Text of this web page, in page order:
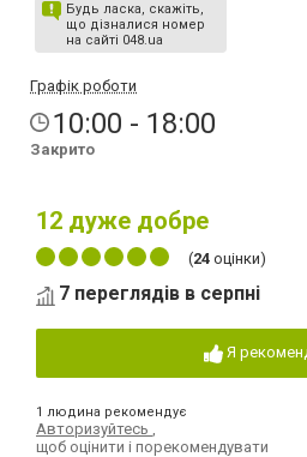
Будь ласка, скажіть,
що дізналися номер
на сайті 048.ua
Графік роботи
10:00 - 18:00
Закрито
12 дуже добре
(24 оцінки)
7 переглядів в серпні
Я
1 людина рекомендує
Авторизуйтесь
щоб оцінити і порекомендувати